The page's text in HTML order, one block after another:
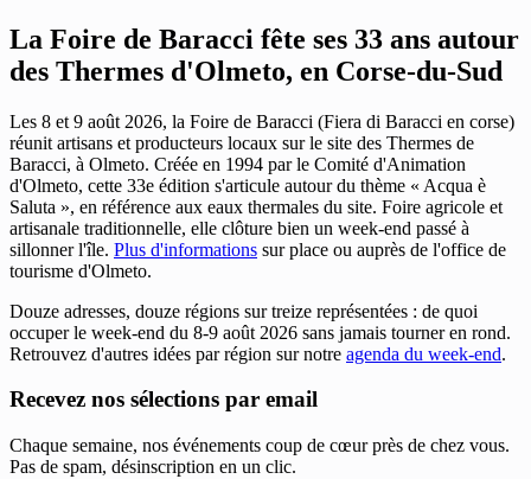
La Foire de Baracci fête ses 33 ans autour
des Thermes d'Olmeto, en Corse-du-Sud
Les 8 et 9 août 2026, la Foire de Baracci (Fiera di Baracci en corse)
réunit artisans et producteurs locaux sur le site des Thermes de
Baracci, à Olmeto. Créée en 1994 par le Comité d'Animation
d'Olmeto, cette 33e édition s'articule autour du thème « Acqua è
Saluta », en référence aux eaux thermales du site. Foire agricole et
artisanale traditionnelle, elle clôture bien un week-end passé à
sillonner l'île. Plus d'informations sur place ou auprès de l'office de
tourisme d'Olmeto.
Douze adresses, douze régions sur treize représentées : de quoi
occuper le week-end du 8-9 août 2026 sans jamais tourner en rond.
Retrouvez d'autres idées par région sur notre agenda du week-end.
Recevez nos sélections par email
Chaque semaine, nos événements coup de cœur près de chez vous.
Pas de spam, désinscription en un clic.